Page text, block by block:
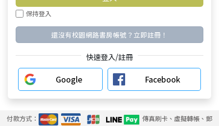
保持登入
還沒有校園網路書房帳號？立即註冊！
快速登入/註冊
Google Facebook
付款方式：
傳真刷卡、虛擬轉帳、郵